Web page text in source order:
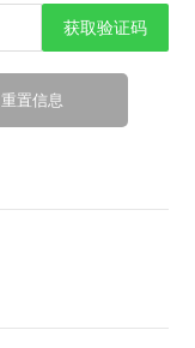
获取验证码